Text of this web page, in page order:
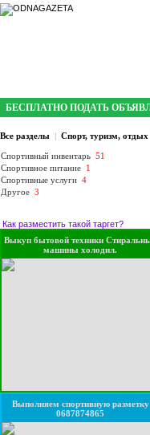
БЕСПЛАТНО ПОДАТЬ
Все разделы | Спорт, туризм, отдых
Спортивный инвентарь 51
Спортивное питание 1
Спортивные услуги 4
Другое 3
Как разместить такой таргет?
Выкуп бытовой техники
машины холодил.
Выполняем спортивную разметку
0687874865